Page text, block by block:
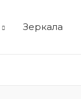
Зеркала